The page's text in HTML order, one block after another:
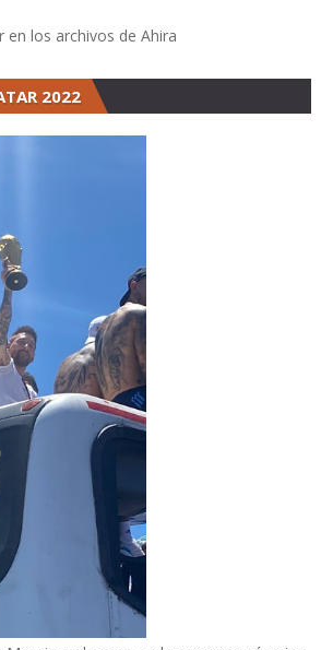
en los archivos de Ahira
2022